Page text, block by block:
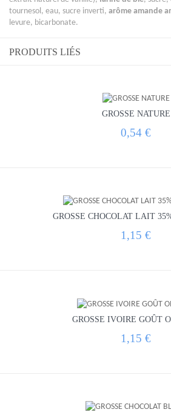
tournesol, eau, sucre inverti, arôme amande
levure, bicarbonate.
PRODUITS LIÉS
GROSSE NATURE
0,54 €
GROSSE CHOCOLAT LAIT
1,15 €
GROSSE IVOIRE GOÛT
1,15 €